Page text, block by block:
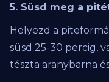
5. Süsd meg a
Helyezd a
süsd 25-30 percig,
tészta aranybarna